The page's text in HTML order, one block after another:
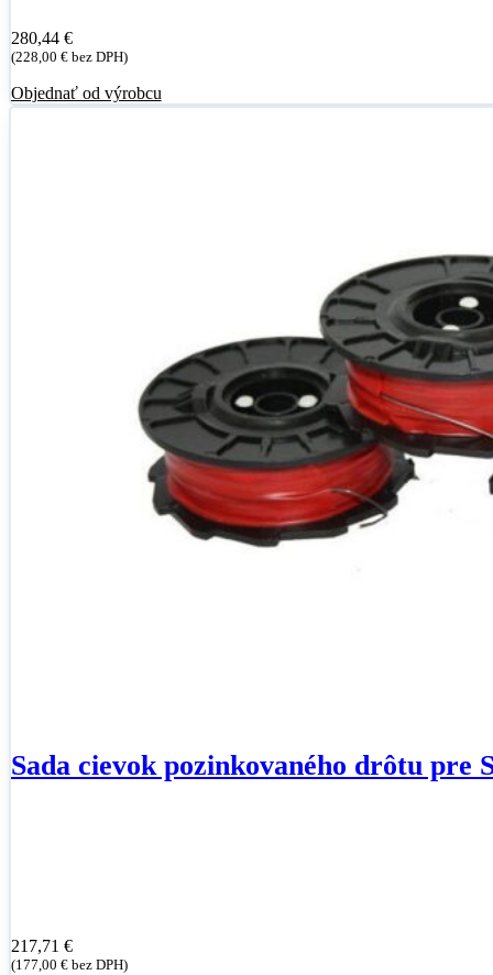
280,44 €
(228,00 €bez DPH)
Objednať od výrobcu
Sada cievok pozinkovaného drôtu pre
217,71 €
(177,00 €bez DPH)